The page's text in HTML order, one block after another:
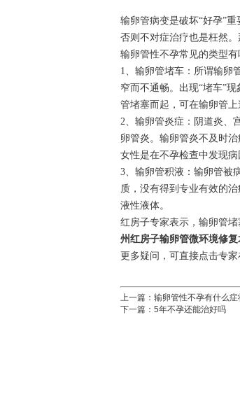
输卵管病变是破坏“好孕”
否则不对症治疗也是枉然
输卵管性不孕常见的类型
1、输卵管堵车：所谓输卵
窄而不通畅。出现“堵车”
管堵塞而起，可在输卵管上
2、输卵管炎症：阴道炎、
卵管炎。输卵管炎不及时
女性是在不孕检查中发现病
3、输卵管积液：输卵管被
质，没有得到专业有效的
液性液体。
红房子专家表示，输卵管
州红房子输卵管微环境修复
更多疑问，可直接点击专家
上一篇： 输卵管性不孕有什么症
下一篇： 5年不孕还能治好吗